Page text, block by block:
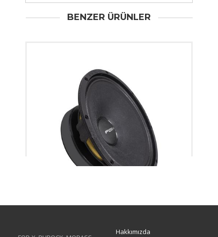
BENZER ÜRÜNLER
Hakkımızda